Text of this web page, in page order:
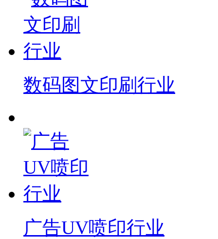
数码图文印刷行业
广告UV喷印行业